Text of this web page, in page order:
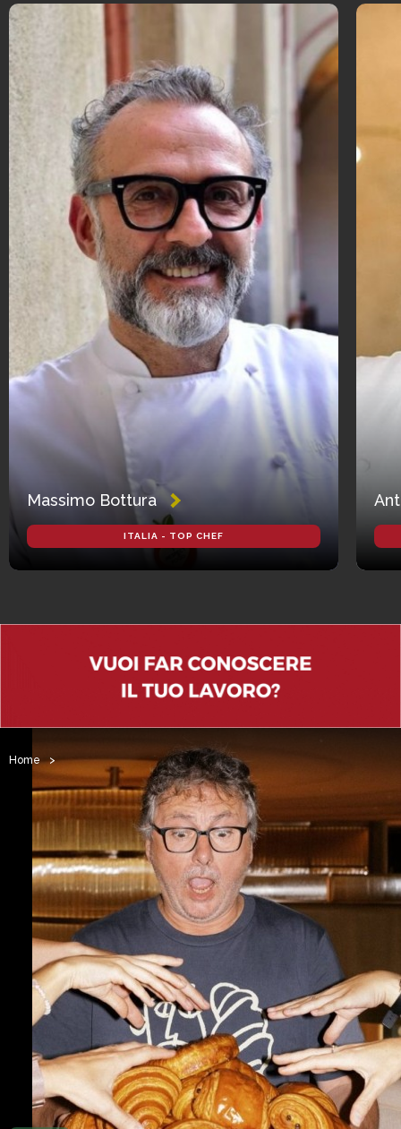
Massimo Bottura
ITALIA - TOP CHEF
Home >